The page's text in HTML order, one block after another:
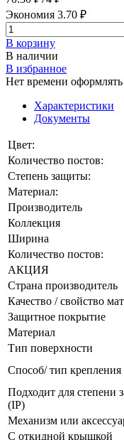
Экономия 3.70 ₽
В корзинy
В наличии
В избранное
Нет времени оформлять
Характеристики
Документы
Цвет:
Количество постов:
Степень защиты:
Материал:
Производитель
Коллекция
Ширина
Количество постов:
АКЦИЯ
Страна производитель
Качество / свойство
Защитное покрытие
Материал
Тип поверхности
Способ/ тип крепления
Подходит для степени
(IP)
Механизм или
С откидной крышкой